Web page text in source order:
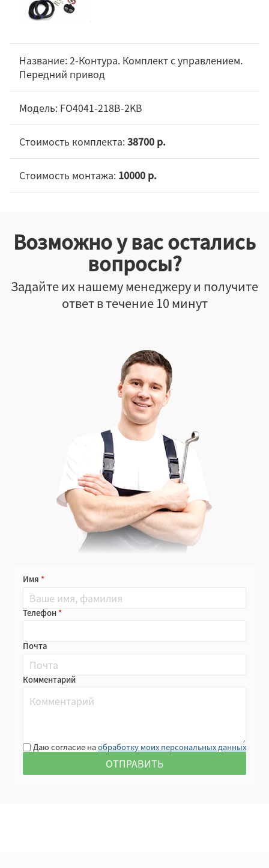
2-Контура. Комплект c управлением.
Передний привод
FO4041-218B-2KB
38700 р.
10000 р.
Возможно у вас остались
вопросы?
Задайте их нашему менеджеру и получите
ответ в течение 10 минут
Имя
Телефон
Почта
Комментарий
Даю согласие наобработку моих персональных данных